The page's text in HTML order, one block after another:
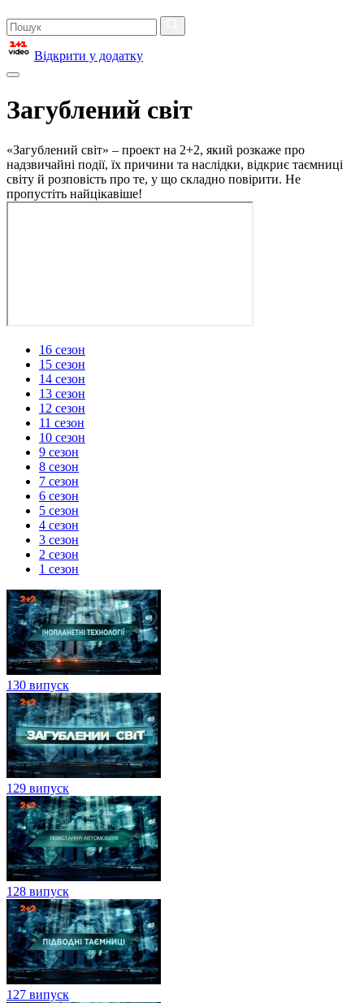
Відкрити у додатку
Загублений світ
«Загублений світ» – проект на 2+2, який розкаже про
надзвичайні події, їх причини та наслідки, відкриє таємниці
світу й розповість про те, у що складно повірити. Не
пропустіть найцікавіше!
16 сезон
15 сезон
14 сезон
13 сезон
12 сезон
11 сезон
10 сезон
9 сезон
8 сезон
7 сезон
6 сезон
5 сезон
4 сезон
3 сезон
2 сезон
1 сезон
130 випуск
129 випуск
128 випуск
127 випуск